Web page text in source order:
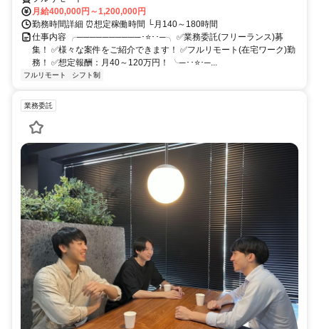
月給400,000円～1,200,000円
勤務時間詳細 ⏰想定稼働時間 └月140～180時間
仕事内容 ╭──────────･⭐･･─╮ ✅業務委託(フリーランス)募
集！ ✅様々な案件をご紹介できます！ ✅フルリモート(在宅ワーク)勤
務！ ✅想定報酬：月40～120万円！ ╰─･･⭐･─...
フルリモート シフト制
業務委託